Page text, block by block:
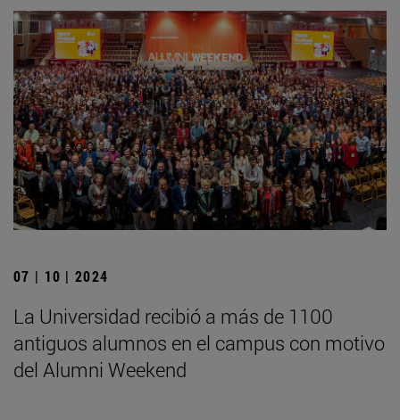
07 | 10 | 2024
La Universidad recibió a más de 1100
antiguos alumnos en el campus con motivo
del Alumni Weekend